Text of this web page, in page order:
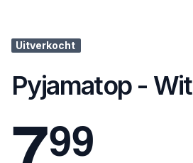
Uitverkocht
Pyjamatop - Wit
99